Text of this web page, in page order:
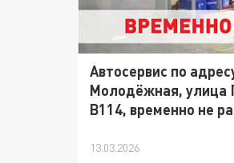
Автосервис по
Молодёжная, улица
B114, временно не
13.03.2026